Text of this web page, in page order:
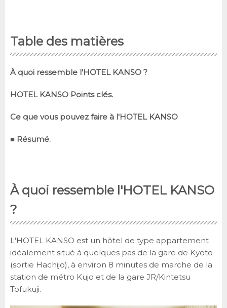
Table des matières
À quoi ressemble l'HOTEL KANSO ?
HOTEL KANSO Points clés.
Ce que vous pouvez faire à l'HOTEL KANSO
■ Résumé.
À quoi ressemble l'HOTEL KANSO
?
L'HOTEL KANSO est un hôtel de type appartement
idéalement situé à quelques pas de la gare de Kyoto
(sortie Hachijo), à environ 8 minutes de marche de la
station de métro Kujo et de la gare JR/Kintetsu
Tofukuji.